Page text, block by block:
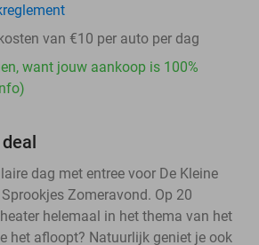
van €10 per auto per dag
want jouw aankoop is 100%
dag met entree voor De Kleine
Zomeravond. Op 20
helemaal in het thema van het
het afloopt? Natuurlijk geniet je ook